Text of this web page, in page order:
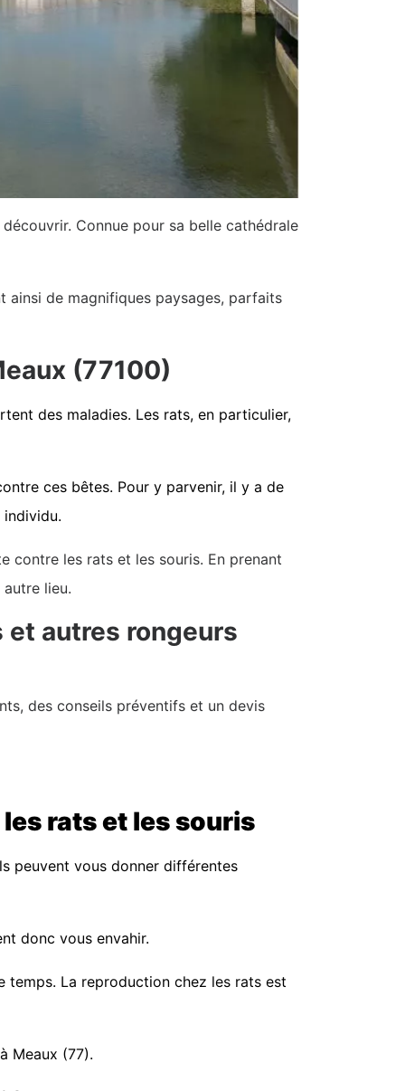
Connue pour sa belle cathédrale
ainsi de magnifiques paysages, parfaits
(77100)
des maladies. Les rats, en particulier,
ces bêtes. Pour y parvenir, il y a de
contre les rats et les souris. En prenant
lieu.
et autres rongeurs
des conseils préventifs et un devis
rats et les souris
peuvent vous donner différentes
donc vous envahir.
temps. La reproduction chez les rats est
Meaux (77).